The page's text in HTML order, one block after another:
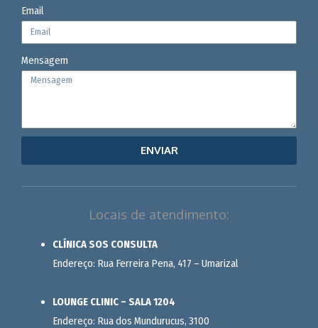
Email
Mensagem
ENVIAR
Locais de atendimento:
CLÍNICA SOS CONSULTA
Endereço: Rua Ferreira Pena, 417 – Umarizal
LOUNGE CLINIC – SALA 1204
Endereço: Rua dos Mundurucus, 3100